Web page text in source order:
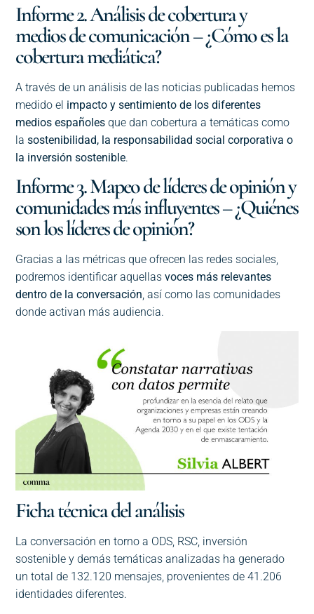
Informe 2. Análisis de cobertura y
medios de comunicación – ¿Cómo es la
cobertura mediática?
A través de un análisis de las noticias publicadas hemos
medido el impacto y sentimiento de los diferentes
medios españoles que dan cobertura a temáticas como
lasostenibilidad, la responsabilidad social corporativa o
la inversión sostenible.
Informe 3. Mapeo de líderes de opinión y
comunidades más influyentes – ¿Quiénes
son los líderes de opinión?
Gracias a las métricas que ofrecen las redes sociales,
podremos identificar aquellasvoces más relevantes
dentro de la conversación, así como las comunidades
donde activan más audiencia.
Ficha técnica del análisis
La conversación en torno a ODS, RSC, inversión
sostenible y demás temáticas analizadas ha generado
un total de 132.120 mensajes, provenientes de 41.206
identidades diferentes.